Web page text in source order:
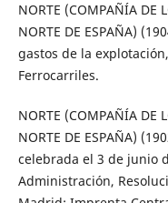
NORTE (COMPAÑÍA DE
NORTE DE ESPAÑA)
gastos de la
Ferrocarriles.
NORTE (COMPAÑÍA DE
NORTE DE ESPAÑA)
celebrada el 3 de junio
Administración,